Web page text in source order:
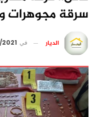
سرقة مجوهرات
الديار في - 11:47